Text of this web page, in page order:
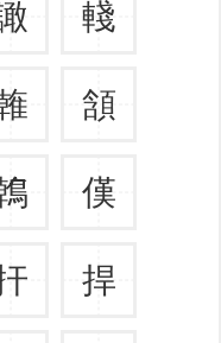
輚
頷
傼
捍